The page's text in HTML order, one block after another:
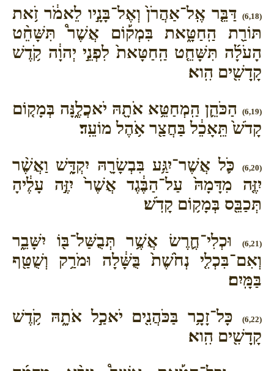
(6,18)
דַּבֵּ֤ר אֶֽל־אַהֲרֹן֙ וְאֶל־בָּנָ֣יו לֵאמֹ֔ר זֹ֥את
תּוֹרַ֖ת הַֽחַטָּ֑את בִּמְק֡וֹם אֲשֶׁר֩ תִּשָּׁחֵ֨ט
הָעֹלָ֜ה תִּשָּׁחֵ֤ט הַֽחַטָּאת֙ לִפְנֵ֣י יְהוָ֔ה קֹ֥דֶשׁ
קָֽדָשִׁ֖ים הִֽוא׃
(6,19)
הַכֹּהֵ֛ן הַֽמְחַטֵּ֥א אֹתָ֖הּ יֹאכֲלֶ֑נָּה בְּמָק֤וֹם
קָדֹשׁ֙ תֵּֽאָכֵ֔ל בַּחֲצַ֖ר אֹ֥הֶל מוֹעֵֽד׃
(6,20)
כֹּ֛ל אֲשֶׁר־יִגַּ֥ע בִּבְשָׂרָ֖הּ יִקְדָּ֑שׁ וַאֲשֶׁ֨ר
יִזֶּ֤ה מִדָּמָהּ֙ עַל־הַבֶּ֔גֶד אֲשֶׁר֙ יִזֶּ֣ה עָלֶ֔יהָ
תְּכַבֵּ֖ס בְּמָק֥וֹם קָדֹֽשׁ׃
(6,21)
וּכְלִי־חֶ֛רֶשׂ אֲשֶׁ֥ר תְּבֻשַּׁל־בּ֖וֹ יִשָּׁבֵ֑ר
וְאִם־בִּכְלִ֤י נְחֹ֙שֶׁת֙ בֻּשָּׁ֔לָה וּמֹרַ֥ק וְשֻׁטַּ֖ף
בַּמָּֽיִם׃
(6,22)
כָּל־זָכָ֥ר בַּכֹּהֲנִ֖ים יֹאכַ֣ל אֹתָ֑הּ קֹ֥דֶשׁ
קָֽדָשִׁ֖ים הִֽוא׃